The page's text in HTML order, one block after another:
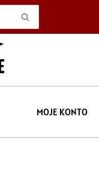
MOJE KONTO